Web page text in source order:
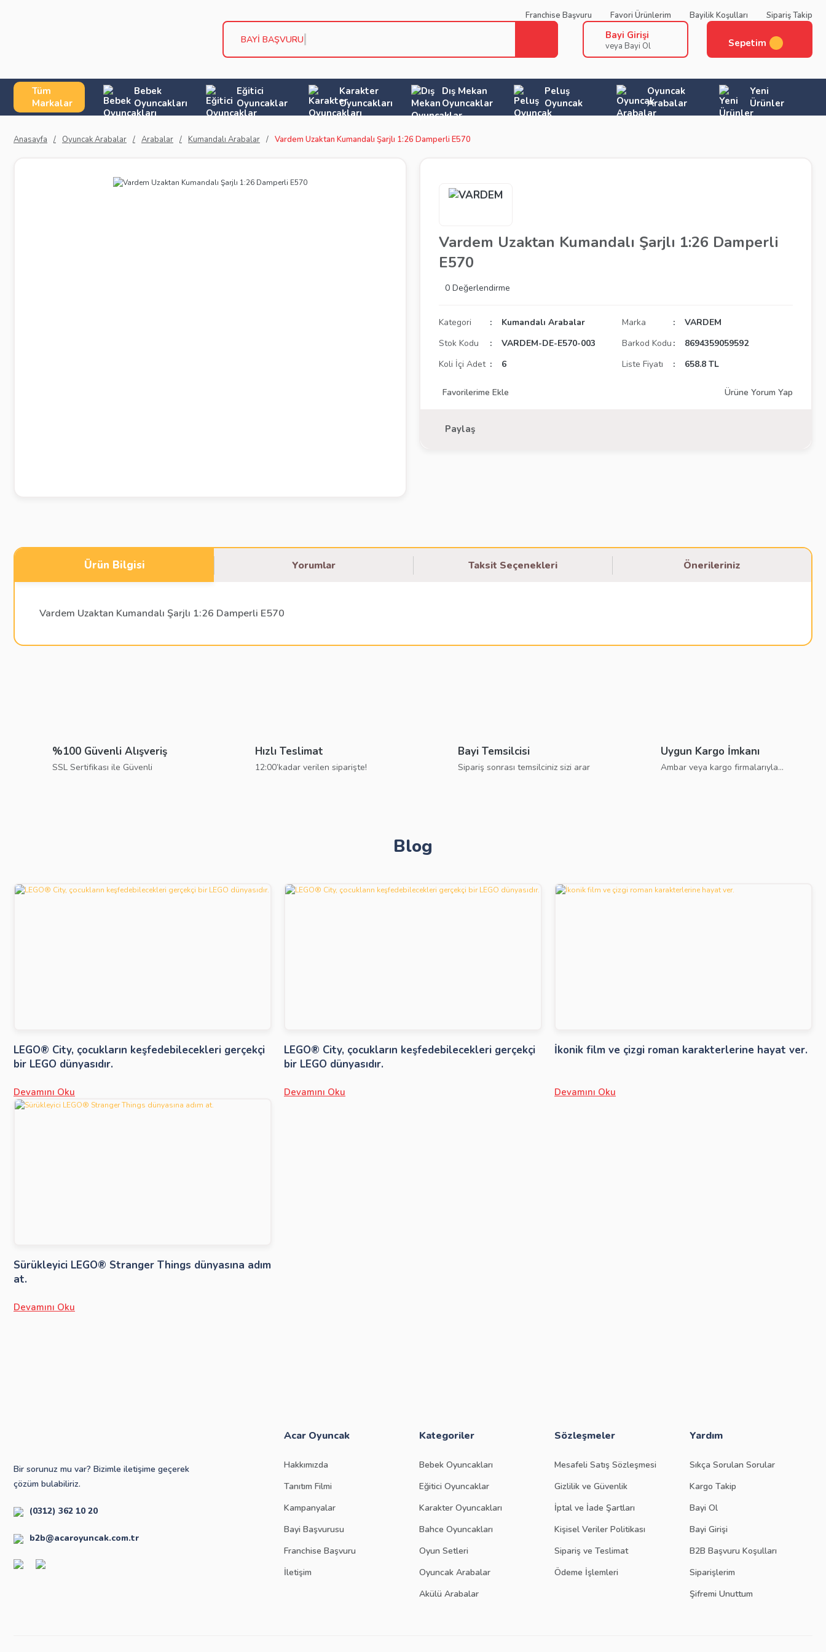
Franchise Başvuru Favori Ürünlerim Bayilik Koşulları Sipariş Takip
BAYİ BAŞVURU KOŞU Bayi Girişi
veya Bayi Ol Sepetim
Tüm
Markalar
Bebek
Oyuncakları
Eğitici
Oyuncaklar
Karakter
Oyuncakları
Dış Mekan
Oyuncaklar
Peluş
Oyuncak
Oyuncak
Arabalar
Yeni
Ürünler
Anasayfa Oyuncak Arabalar Arabalar Kumandalı Arabalar Vardem Uzaktan Kumandalı Şarjlı 1:26 Damperli E570
Vardem Uzaktan Kumandalı Şarjlı 1:26 Damperli
E570
0 Değerlendirme
Kategori Kumandalı Arabalar Marka
VARDEM
Stok Kodu
VARDEM-DE-E570-003 Barkod Kodu
8694359059592
Koli İçi Adet
6 Liste Fiyatı 658.8 TL
Ürüne Yorum Yap
Paylaş
Ürün Bilgisi Yorumlar Taksit Seçenekleri Önerileriniz
Vardem Uzaktan Kumandalı Şarjlı 1:26 Damperli E570
Ürün bilgilerinde hatalar bulunuyor.
%100 Güvenli Alışveriş
SSL Sertifikası ile Güvenli
Hızlı Teslimat
12:00’kadar verilen siparişte!
Bayi Temsilcisi
Sipariş sonrası temsilciniz sizi arar
Uygun Kargo İmkanı
Ambar veya kargo firmalarıyla...
Blog
LEGO® City, çocukların keşfedebilecekleri gerçekçi
bir LEGO dünyasıdır.
Devamını Oku
LEGO® City, çocukların keşfedebilecekleri gerçekçi
bir LEGO dünyasıdır.
Devamını Oku
İkonik film ve çizgi roman karakterlerine hayat ver.
Devamını Oku
Sürükleyici LEGO® Stranger Things dünyasına adım
at.
Devamını Oku
Bir sorunuz mu var? Bizimle iletişime geçerek
çözüm bulabiliriz.
(0312) 362 10 20
b2b@acaroyuncak.com.tr
Acar Oyuncak
Hakkımızda
Tanıtım Filmi
Kampanyalar
Bayi Başvurusu
Franchise Başvuru
İletişim
Kategoriler
Bebek Oyuncakları
Eğitici Oyuncaklar
Karakter Oyuncakları
Bahce Oyuncakları
Oyun Setleri
Oyuncak Arabalar
Akülü Arabalar
Sözleşmeler
Mesafeli Satış Sözleşmesi
Gizlilik ve Güvenlik
İptal ve İade Şartları
Kişisel Veriler Politikası
Sipariş ve Teslimat
Ödeme İşlemleri
Yardım
Sıkça Sorulan Sorular
Kargo Takip
Bayi Ol
Bayi Girişi
B2B Başvuru Koşulları
Siparişlerim
Şifremi Unuttum